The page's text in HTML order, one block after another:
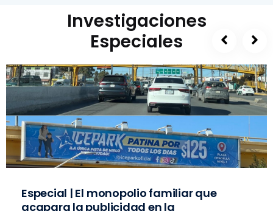
Investigaciones
Especiales
Especial | El monopolio familiar que
acapara la publicidad en la